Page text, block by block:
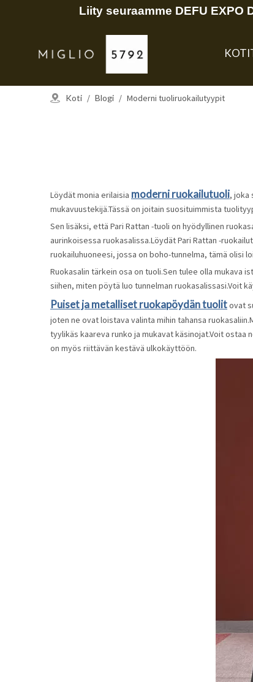
Liity seuraamme DEFU
KOTI
Koti / Blogi / Moderni tuoliruokailutyypit
Löydät monia erilaisia moderni ruokailutuoli, joka
mukavuustekijä.Tässä on joitain suosituimmista
Sen lisäksi, että Pari Rattan -tuoli on hyödyllinen
aurinkoisessa ruokasalissa.Löydät Pari Rattan -
ruokailuhuoneesi, jossa on boho-tunnelma, tämä olisi
Ruokasalin tärkein osa on tuoli.Sen tulee olla mukava
siihen, miten pöytä luo tunnelman ruokasalissasi.Voit
Puiset ja metalliset ruokapöydän tuolitovat
joten ne ovat loistava valinta mihin tahansa
tyylikäs kaareva runko ja mukavat käsinojat.Voit ostaa
on myös riittävän kestävä ulkokäyttöön.